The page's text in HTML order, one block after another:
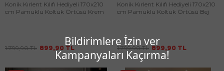
Bildirimlere İzin ver
Kampanyaları Kaçırma!
Konik Kırlent Kılıfı Hediyeli 170x210
cm Pamuklu Koltuk Örtüsü Krem
1.799,90TL 899,90 TL
Konik Kırlent Kılıfı Hediyeli 170x210
cm Pamuklu Koltuk Örtüsü Bej
1.799,90TL 899,90 TL